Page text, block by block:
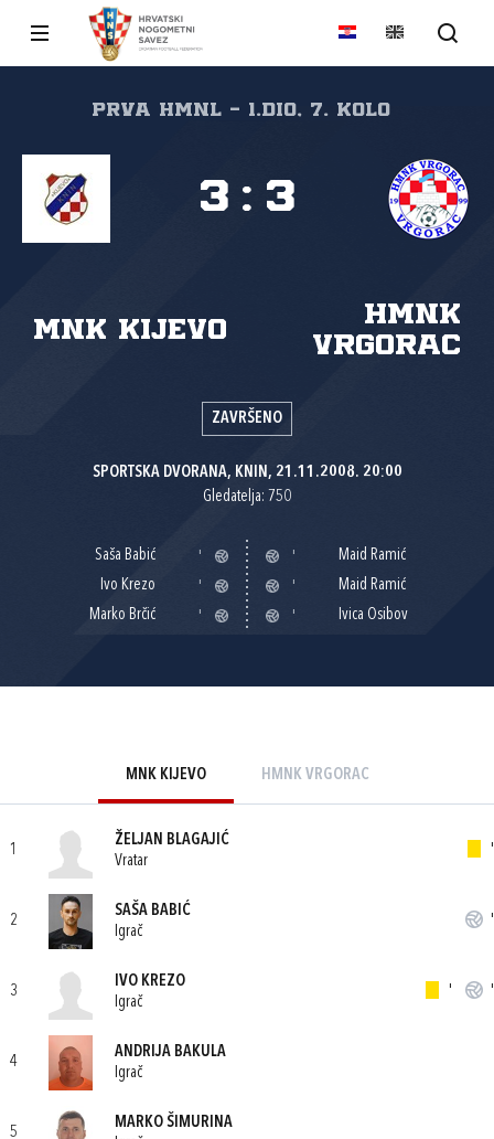
Prva HMNL - 1.dio, 7. kolo
MNK Kijevo
HMNK
Vrgorac
3 : 3
ZAVRŠENO
SPORTSKA DVORANA, KNIN, 21.11.2008. 20:00
Gledatelja: 750
Saša Babić
'
Ivo Krezo
'
Marko Brčić
'
'
Maid Ramić
'
Maid Ramić
'
Ivica Osibov
MNK KIJEVO HMNK VRGORAC
1
ŽELJAN BLAGAJIĆ
Vratar
'
2
SAŠA BABIĆ
Igrač
'
3
IVO KREZO
Igrač
' '
4
ANDRIJA BAKULA
Igrač
5
MARKO ŠIMURINA